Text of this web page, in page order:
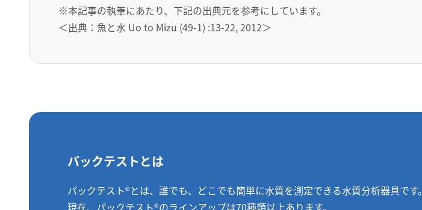
※本記事の執筆にあたり、下記の出典元を参考にしています。
＜出典：魚と水 Uo to Mizu (49-1) :13-22, 2012＞
パックテストとは
パックテスト®とは、誰でも、どこでも簡単に水質を測定できる水質分析器具です。
現在、パックテスト®のラインアップは70種類以上あります。